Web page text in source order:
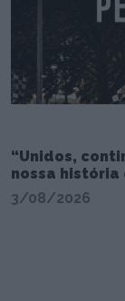
“Unidos,
nossa
3/08/2026